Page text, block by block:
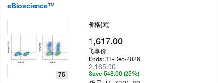
eBioscience™
75
价格(元)
1,617.00
飞享价
Ends:31-Dec-2026
2,165.00
Save 548.00 (25%)